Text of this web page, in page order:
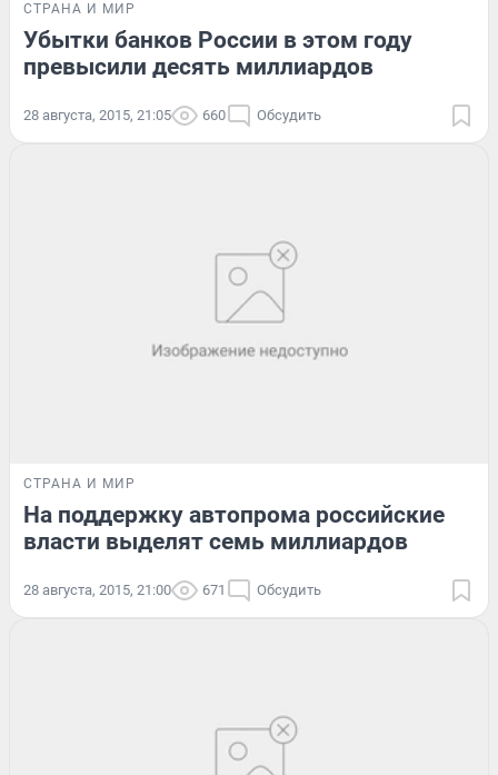
СТРАНА И МИР
Убытки банков России в этом году
превысили десять миллиардов
28 августа, 2015, 21:05 660 Обсудить
СТРАНА И МИР
На поддержку автопрома российские
власти выделят семь миллиардов
28 августа, 2015, 21:00 671 Обсудить